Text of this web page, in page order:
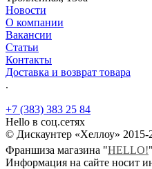
Новости
О компании
Вакансии
Статьи
Контакты
Доставка и возврат товара
.
+7 (383) 383 25 84
Hello в соц.сетях
© Дискаунтер «Хеллоу» 2015-
Франшиза магазина "HELLO!"
Информация на сайте носит